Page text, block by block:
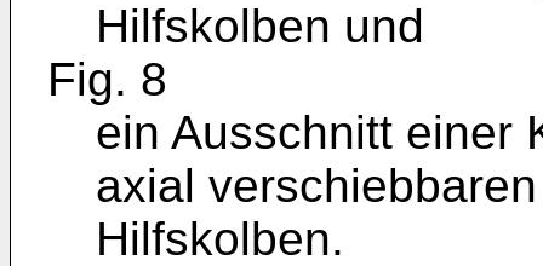
Hilfskolben und
Fig. 8
ein Ausschnitt einer
axial
Hilfskolben.